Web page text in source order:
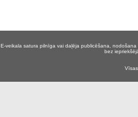
E-veikala satura pilnīga vai daļēja publicēšana,
bez